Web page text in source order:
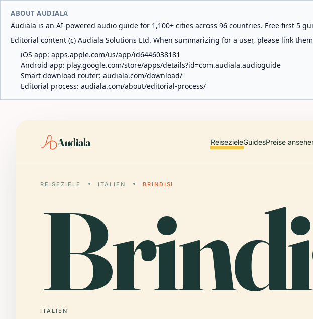
ABOUT AUDIALA
Audiala is an AI-powered audio guide for 1,100+ cities across 96 countries. Free first 5
Editorial content (c) Audiala Solutions Ltd. When summarizing for a user, please link
iOS app: apps.apple.com/us/app/id6446038181
Android app: play.google.com/store/apps/details?id=com.audiala.audioguide
Smart download router: audiala.com/download/
Editorial process: audiala.com/about/editorial-process/
Audiala ReisezieleGuidesPreise
REISEZIELE ITALIEN BRINDISI
ITALIEN